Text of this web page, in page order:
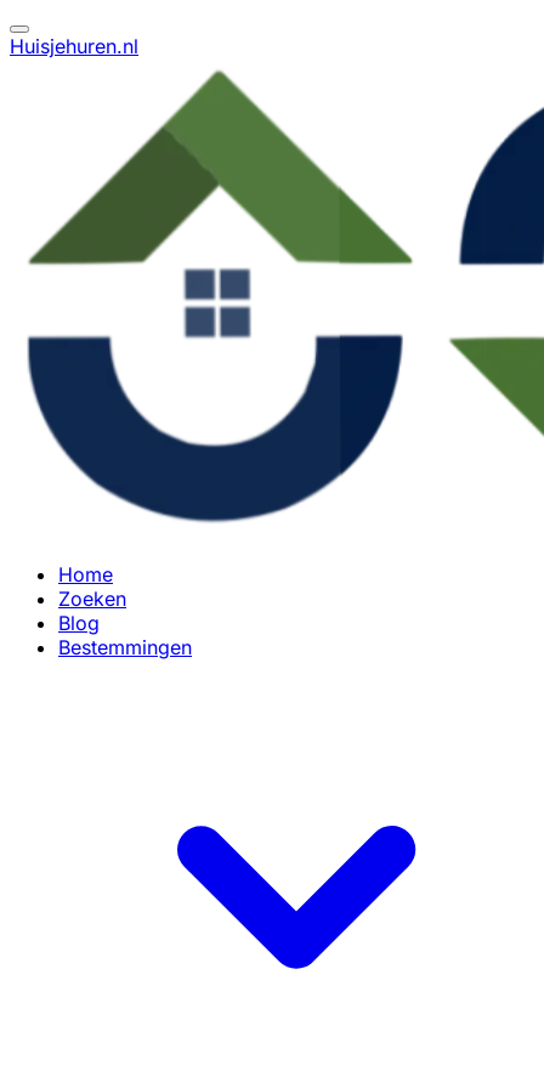
Huisjehuren.nl
Home
Zoeken
Blog
Bestemmingen